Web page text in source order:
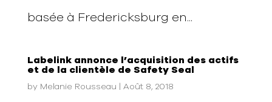
basée à Fredericksburg en...
Labelink annonce l’acquisition des actifs
et de la clientèle de Safety Seal
by Melanie Rousseau Août 8, 2018